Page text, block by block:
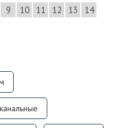
9 10 11 12 13 14